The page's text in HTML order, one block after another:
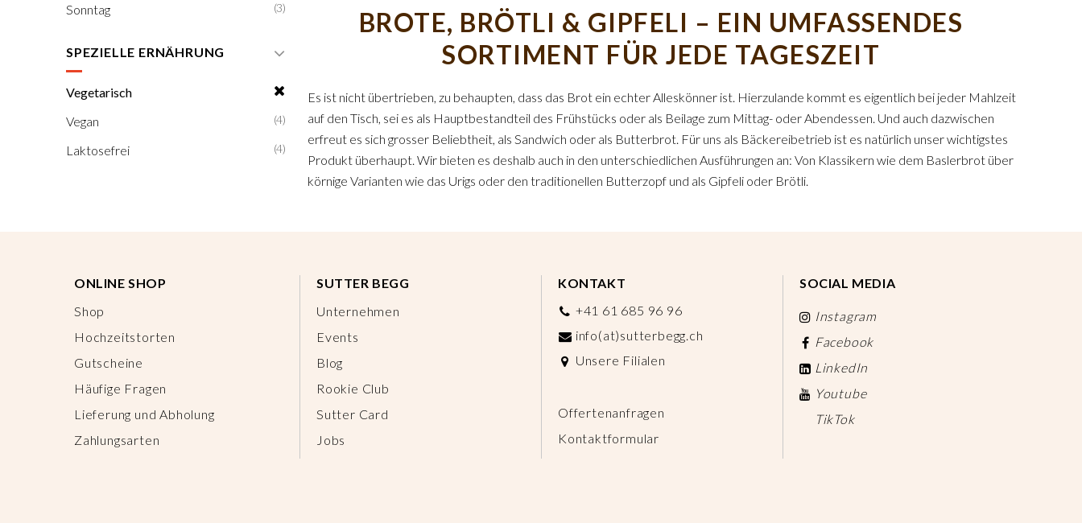
Sonntag (3)
SPEZIELLE ERNÄHRUNG
Vegetarisch
Vegan
(4)
Laktosefrei (4)
BROTE, BRÖTLI & GIPFELI – EIN UMFASSENDES
SORTIMENT FÜR JEDE TAGESZEIT
Es ist nicht übertrieben, zu behaupten, dass das Brot ein echter Alleskönner ist. Hierzulande kommt es eigentlich bei jeder Mahlzeit
auf den Tisch, sei es als Hauptbestandteil des Frühstücks oder als Beilage zum Mittag- oder Abendessen. Und auch dazwischen
erfreut es sich grosser Beliebtheit, als Sandwich oder als Butterbrot. Für uns als Bäckereibetrieb ist es natürlich unser wichtigstes
Produkt überhaupt. Wir bieten es deshalb auch in den unterschiedlichen Ausführungen an: Von Klassikern wie dem Baslerbrot über
körnige Varianten wie das Urigs oder den traditionellen Butterzopf und als Gipfeli oder Brötli.
ONLINE SHOP
Shop
Hochzeitstorten
Gutscheine
Häufige Fragen
Lieferung und Abholung
Zahlungsarten
SUTTER BEGG
Unternehmen
Events
Blog
Rookie Club
Sutter Card
Jobs
KONTAKT
+41 61 685 96 96
info(at)sutterbegg.ch
Unsere Filialen
Offertenanfragen
Kontaktformular
SOCIAL MEDIA
Instagram
Facebook
LinkedIn
Youtube
TikTok